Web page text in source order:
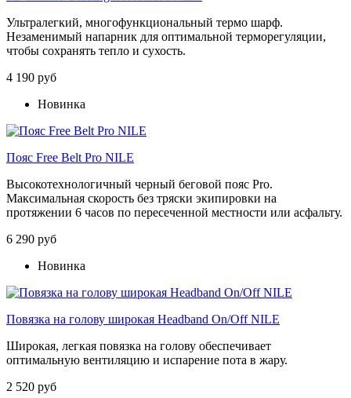
Ультралегкий, многофункциональный термо шарф.
Незаменимый напарник для оптимальной терморегуляции,
чтобы сохранять тепло и сухость.
4 190 руб
Новинка
Пояс Free Belt Pro NILE
Высокотехнологичный черный беговой пояс Pro.
Максимальная скорость без тряски экипировки на
протяжении 6 часов по пересеченной местности или асфальту.
6 290 руб
Новинка
Повязка на голову широкая Headband On/Off NILE
Широкая, легкая повязка на голову обеспечивает
оптимальную вентиляцию и испарение пота в жару.
2 520 руб